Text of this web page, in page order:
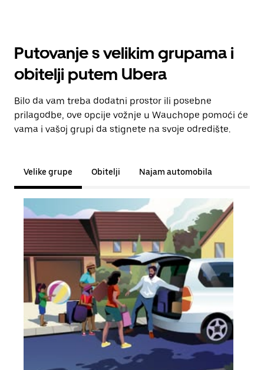
Putovanje s velikim grupama i
obitelji putem Ubera
Bilo da vam treba dodatni prostor ili posebne
prilagodbe, ove opcije vožnje u Wauchope pomoći će
vama i vašoj grupi da stignete na svoje odredište.
Velike grupe Obitelji Najam automobila